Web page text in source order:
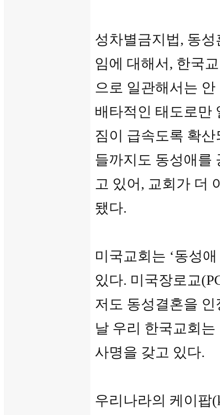
성차별금지법, 동
임에 대해서, 한국
으로 일관해서는
배타적인 태도로만
짐이 급속도록 확
들까지도 동성애를
고 있어, 교회가 더
됐다.
미국교회는 ‘동성
있다. 미국장로교
저도 동성결혼을
날 우리 한국교회
사명을 갖고 있다.
우리나라의 케이팝